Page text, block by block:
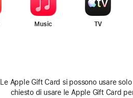
Music TV
Le Apple Gift Card si possono usare
chiesto di usare le Apple Gift Card